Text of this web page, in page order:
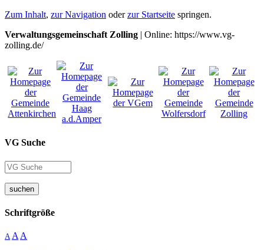
Zum Inhalt, zur Navigation oderzur Startseite springen.
Verwaltungsgemeinschaft Zolling | Online: https://www.vg-
zolling.de/
VG Suche
suchen
Schriftgröße
A A A